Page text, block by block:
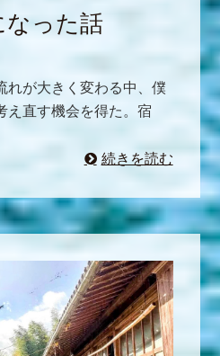
なった話
れが大きく変わる中、僕
え直す機会を得た。宿
続きを読む